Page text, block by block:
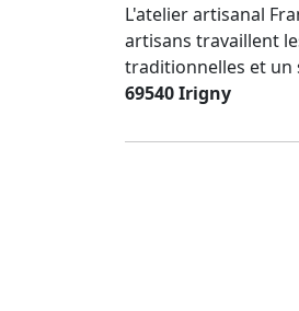
L'atelier artisanal
artisans travaillent
traditionnelles et un
69540 Irigny